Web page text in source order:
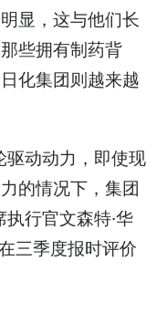
显，这与他们长
些拥有制药背
化集团则越来越
驱动动力，即使现
的情况下，集团
行官文森特·华
三季度报时评价